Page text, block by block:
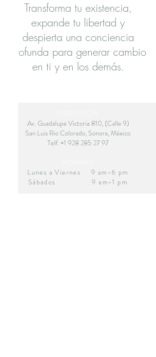
Transforma tu existencia,
expande tu libertad y
despierta una conciencia
profunda para generar cambio
en ti y en los demás.
Av. Guadalupe Victoria 810, (Calle 9)
San Luis Rio Colorado, Sonora, México
Telf. +1 928 285 27 97
Lunes a Viernes 9 am-6 pm
Sábados 9 am-1 pm